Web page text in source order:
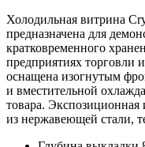
Холодильная витрина
предназначена для
кратковременного
предприятиях торговли
оснащена изогнутым
и вместительной
товара.
из нержавеющей стали,